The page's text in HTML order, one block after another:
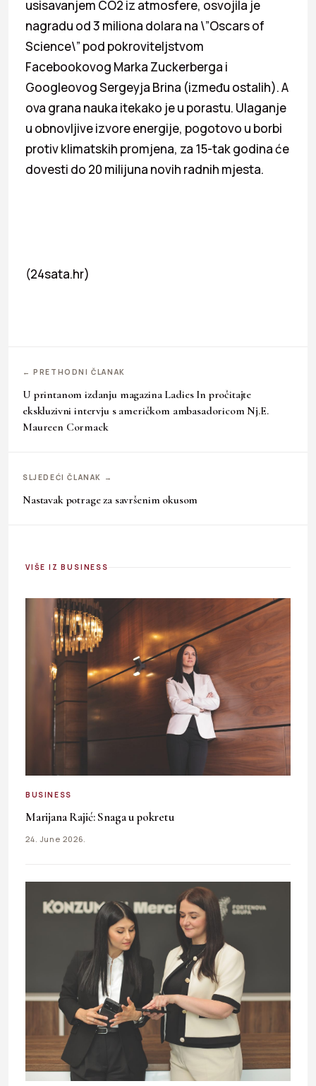
usisavanjem CO2 iz atmosfere, osvojila je
nagradu od 3 miliona dolara na \”Oscars of
Science\” pod pokroviteljstvom
Facebookovog Marka Zuckerberga i
Googleovog Sergeyja Brina (između ostalih). A
ova grana nauka itekako je u porastu. Ulaganje
u obnovljive izvore energije, pogotovo u borbi
protiv klimatskih promjena, za 15-tak godina će
dovesti do 20 milijuna novih radnih mjesta.
(24sata.hr)
← PRETHODNI ČLANAK
U printanom izdanju magazina Ladies In pročitajte
ekskluzivni intervju s američkom ambasadoricom Nj.E.
Maureen Cormack
SLJEDEĆI ČLANAK →
Nastavak potrage za savršenim okusom
VIŠE IZ BUSINESS
BUSINESS
Marijana Rajić: Snaga u pokretu
24. June 2026.